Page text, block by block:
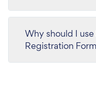
Why should I
Registration